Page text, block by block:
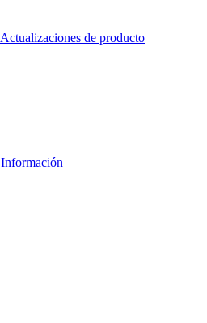
Actualizaciones de producto
Información